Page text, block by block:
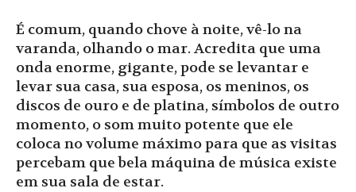
É comum, quando chove à noite, vê-lo na
varanda, olhando o mar. Acredita que uma
onda enorme, gigante, pode se levantar e
levar sua casa, sua esposa, os meninos, os
discos de ouro e de platina, símbolos de outro
momento, o som muito potente que ele
coloca no volume máximo para que as visitas
percebam que bela máquina de música existe
em sua sala de estar.